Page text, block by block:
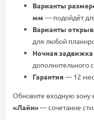
Варианты
мм — подойдёт
Варианты
для любой
Ночная задвижка
дополнительного
Гарантия— 12
Обновите входную зону
«Лайн»— сочетание